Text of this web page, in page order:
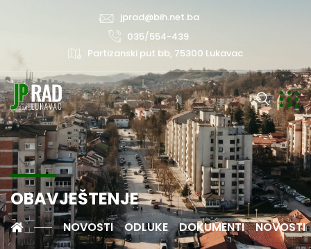
jprad@bih.net.ba
035/554-439
Partizanski put bb, 75300 Lukavac
OBAVJEŠTENJE
NOVOSTI ODLUKE DOKUMENTI NOVOSTI